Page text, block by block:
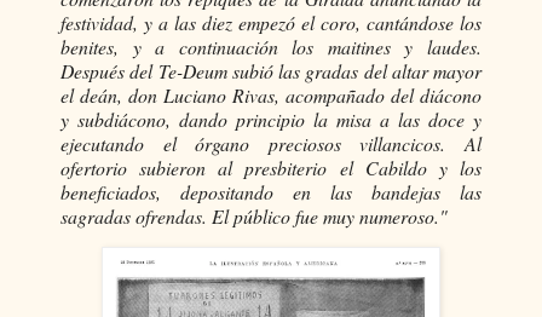
festividad, y a las diez empezó el coro, cantándose los
benites, y a continuación los maitines y laudes.
Después del Te-Deum subió las gradas del altar mayor
el deán, don Luciano Rivas, acompañado del diácono
y subdiácono, dando principio la misa a las doce y
ejecutando el órgano preciosos villancicos. Al
ofertorio subieron al presbiterio el Cabildo y los
beneficiados, depositando en las bandejas las
sagradas ofrendas. El público fue muy numeroso."